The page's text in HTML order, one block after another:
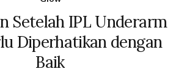
Setelah IPL Underarm
Diperhatikan dengan
Baik